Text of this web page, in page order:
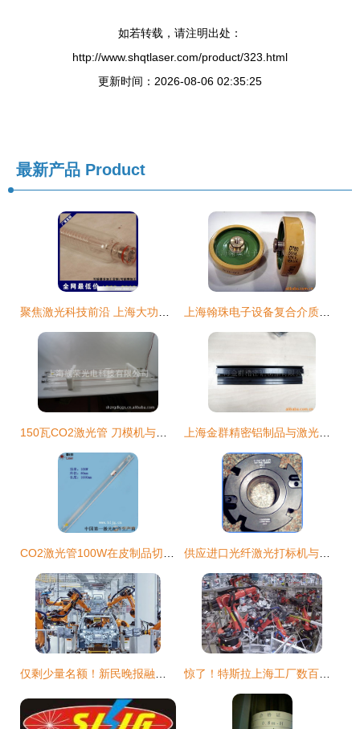
如若转载，请注明出处：
http://www.shqtlaser.com/product/323.html
更新时间：2026-08-06 02:35:25
最新产品 Product